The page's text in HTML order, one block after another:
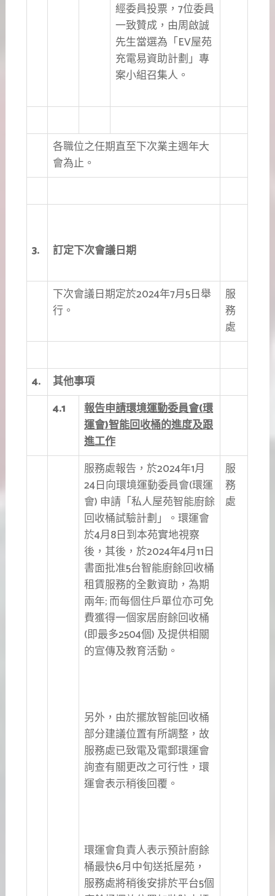
經委員投票，7位委員
一致贊成，由周啟誠
先生當選為「EV屋苑
充電易資助計劃」專
案小組召集人。
各職位之任期直至下次業主週年大
會為止。
3. 訂定下次會議日期
下次會議日期定於2024年7月5日舉
行。
服
務
處
4.
其他事項
4.1
報告申請環境運動委員會(環
運會)智能回收桶的進度及跟
進工作
服務處報告，於2024年1月
24日向環境運動委員會(環運
會) 申請「私人屋苑智能廚餘
回收桶試驗計劃」。環運會
於4月8日到本苑實地視察
後，其後，於2024年4月11日
書面批准5台智能廚餘回收桶
租賃服務的全數資助，為期
兩年; 而每個住戶單位亦可免
費獲得一個家居廚餘回收桶
(即最多2504個) 及提供相關
的宣傳及教育活動。
另外，由於擺放智能回收桶
部分建議位置有所調整，故
服務處已致電及電郵環運會
詢查有關更改之可行性，環
運會表示稍後回覆。
環運會負責人表示預計廚餘
桶最快6月中旬送抵屋苑，
服務處將稍後安排於平台5個
服
務
處